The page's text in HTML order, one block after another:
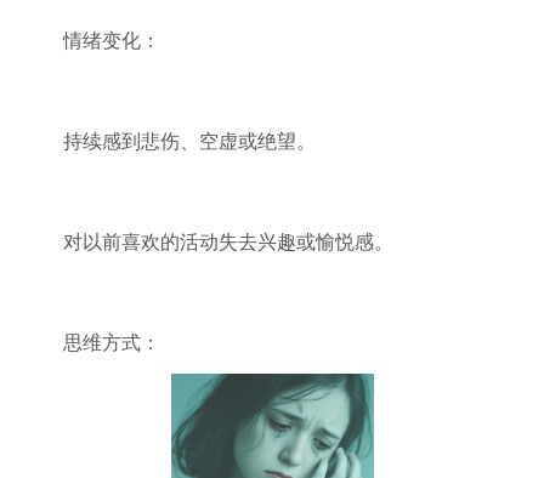
情绪变化：
持续感到悲伤、空虚或绝望。
对以前喜欢的活动失去兴趣或愉悦感。
思维方式：